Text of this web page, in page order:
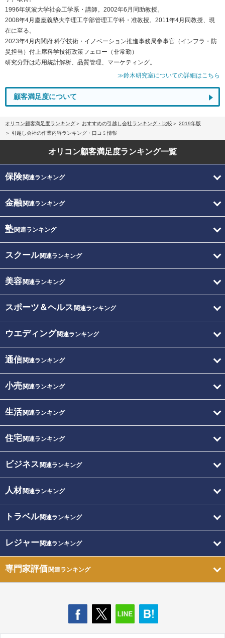
1996年筑波大学社会工学系・講師。2002年6月同助教授。
2008年4月慶應義塾大学理工学部管理工学科・准教授。2011年4月同教授、現
在に至る。
2023年4月内閣府 科学技術・イノベーション推進事務局参事官（インフラ・防
災担当）付上席科学技術政策フェロー（非常勤）
研究分野は応用統計解析、品質管理、マーケティング。
≫鈴木研究室についての詳細はこちら
顧客満足度について
オリコン顧客満足度ランキング おすすめの引越し会社ランキング・比較
2019年版
引越し会社の作業内容ランキング・口コミ情報
オリコン顧客満足度ランキング一覧
保険関連ランキング
金融関連ランキング
塾関連ランキング
スクール関連ランキング
美容関連ランキング
スポーツ＆ヘルス 関連ランキング
ウエディング関連ランキング
通信関連ランキング
小売関連ランキング
生活関連ランキング
住宅関連ランキング
ビジネス 関連ランキング
人材関連ランキング
トラベル関連ランキング
レジャー関連ランキング
専門家評価関連ランキング